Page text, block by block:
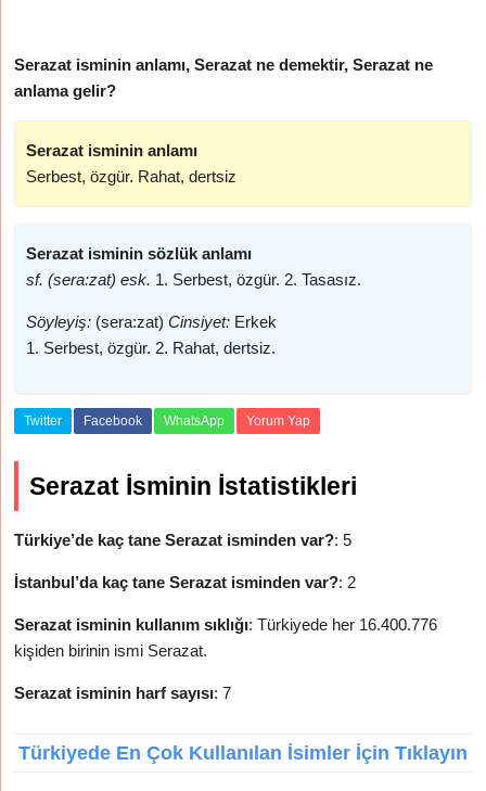
Serazat isminin anlamı, Serazat ne demektir, Serazat ne
anlama gelir?
Serazat isminin anlamı
Serbest, özgür. Rahat, dertsiz
Serazat isminin sözlük anlamı
sf. (sera:zat) esk. 1. Serbest, özgür. 2. Tasasız.
Söyleyiş: (sera:zat)Cinsiyet: Erkek
1. Serbest, özgür. 2. Rahat, dertsiz.
Twitter Facebook WhatsApp Yorum Yap
Serazat İsminin İstatistikleri
Türkiye’de kaç tane Serazat isminden var?: 5
İstanbul’da kaç tane Serazat isminden var?: 2
Serazat isminin kullanım sıklığı: Türkiyede her 16.400.776
kişiden birinin ismi Serazat.
Serazat isminin harf sayısı: 7
Türkiyede En Çok Kullanılan İsimler İçin Tıklayın